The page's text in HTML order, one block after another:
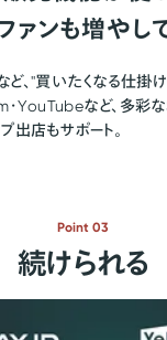
ァンも増やし
、"買いたくなる仕掛
YouTubeなど、多彩な
出店もサポート。
Point 03
続けられる